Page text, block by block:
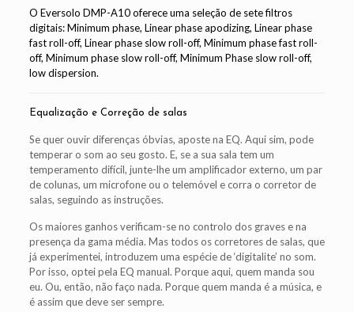
O Eversolo DMP-A10 oferece uma seleção de sete filtros
digitais: Minimum phase, Linear phase apodizing, Linear phase
fast roll-off, Linear phase slow roll-off, Minimum phase fast roll-
off, Minimum phase slow roll-off, Minimum Phase slow roll-off,
low dispersion.
Equalização e Correção de salas
Se quer ouvir diferenças óbvias, aposte na EQ. Aqui sim, pode
temperar o som ao seu gosto. E, se a sua sala tem um
temperamento difícil, junte-lhe um amplificador externo, um par
de colunas, um microfone ou o telemóvel e corra o corretor de
salas, seguindo as instruções.
Os maiores ganhos verificam-se no controlo dos graves e na
presença da gama média. Mas todos os corretores de salas, que
já experimentei, introduzem uma espécie de ‘digitalite’ no som.
Por isso, optei pela EQ manual. Porque aqui, quem manda sou
eu. Ou, então, não faço nada. Porque quem manda é a música, e
é assim que deve ser sempre.